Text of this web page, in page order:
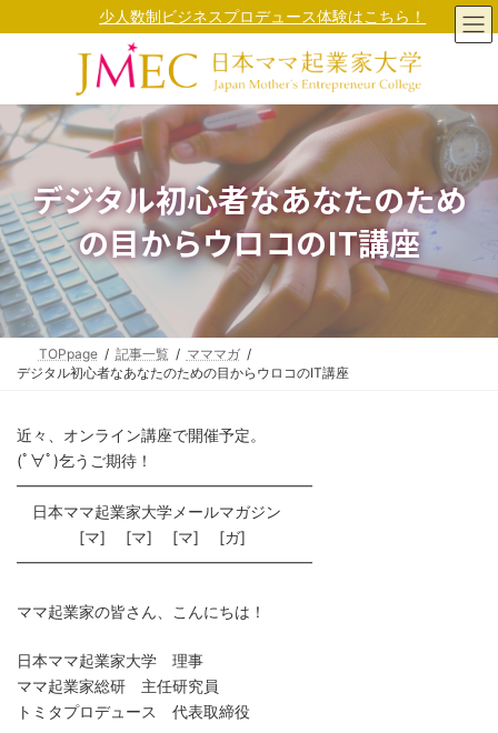
ン
ス
キ
ッ
プ
ビ
ン
に
移
動
少人数制ビジネスプロデュース体験はこちら！
デジタル初心者なあなたのため
の目からウロコのIT講座
TOPpage 記事一覧
マママガ
デジタル初心者なあなたのための目からウロコのIT講座
近々、オンライン講座で開催予定。
(ﾟ∀ﾟ)乞うご期待！
━━━━━━━━━━━━━━━━━━━
日本ママ起業家大学メールマガジン
[マ] [マ] [マ] [ガ]
━━━━━━━━━━━━━━━━━━━
ママ起業家の皆さん、こんにちは！
日本ママ起業家大学 理事
ママ起業家総研 主任研究員
トミタプロデュース 代表取締役